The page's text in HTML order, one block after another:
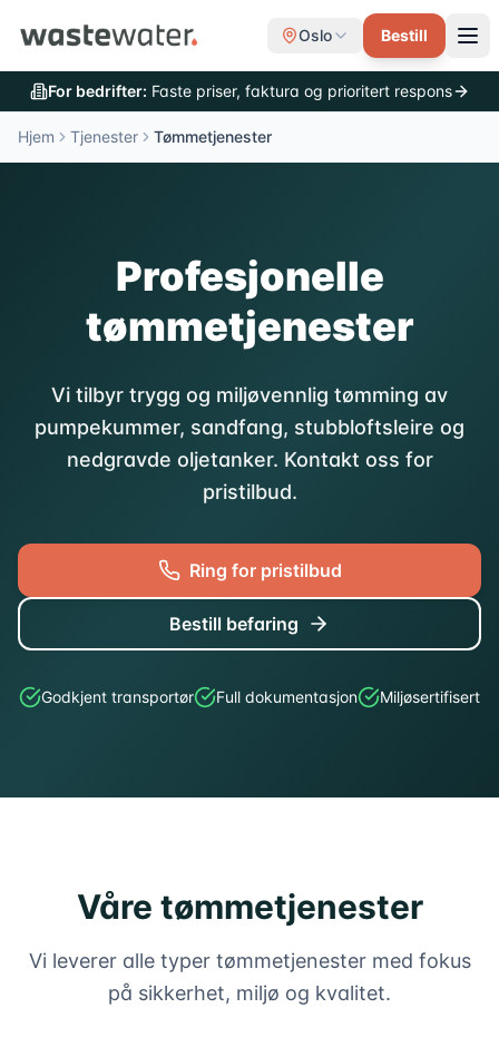
Oslo Bestill
For bedrifter: Faste priser, faktura og prioritert respons
Hjem Tjenester Tømmetjenester
Profesjonelle
tømmetjenester
Vi tilbyr trygg og miljøvennlig tømming av
pumpekummer, sandfang, stubbloftsleire og
nedgravde oljetanker. Kontakt oss for
pristilbud.
Ring for pristilbud
Bestill befaring
Godkjent transportør Full dokumentasjon Miljøsertifisert
Våre tømmetjenester
Vi leverer alle typer tømmetjenester med fokus
på sikkerhet, miljø og kvalitet.